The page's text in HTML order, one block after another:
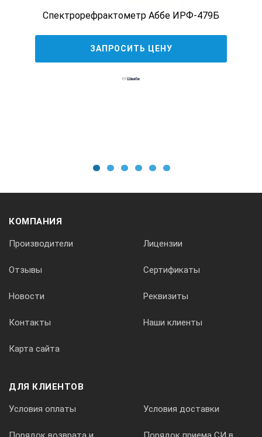
Диапазон температур работы ATC
4. Футляр для переноски и хранения — 1 шт.
5. Руководство по эксплуатации — 1 экз.
Спектрорефрактометр Аббе ИРФ-479Б
ЗАПРОСИТЬ ЦЕНУ
КОМПАНИЯ
Производители Лицензии
Отзывы Сертификаты
Новости Реквизиты
Контакты Наши клиенты
Карта сайта
ДЛЯ КЛИЕНТОВ
Условия оплаты Условия доставки